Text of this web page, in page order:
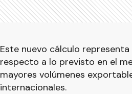
Este nuevo cálculo
respecto a lo previsto en el
mayores volúmenes
internacionales.